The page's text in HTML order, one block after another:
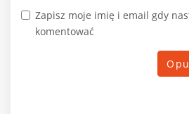
Zapisz moje imię i email gdy
komentować